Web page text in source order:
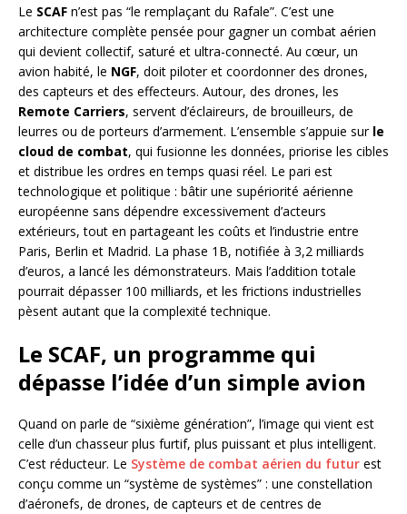
Le SCAF n’est pas “le remplaçant du Rafale”. C’est une
architecture complète pensée pour gagner un combat aérien
qui devient collectif, saturé et ultra-connecté. Au cœur, un
avion habité, le NGF, doit piloter et coordonner des drones,
des capteurs et des effecteurs. Autour, des drones, les
Remote Carriers, servent d’éclaireurs, de brouilleurs, de
leurres ou de porteurs d’armement. L’ensemble s’appuie sur le
cloud de combat, qui fusionne les données, priorise les cibles
et distribue les ordres en temps quasi réel. Le pari est
technologique et politique : bâtir une supériorité aérienne
européenne sans dépendre excessivement d’acteurs
extérieurs, tout en partageant les coûts et l’industrie entre
Paris, Berlin et Madrid. La phase 1B, notifiée à 3,2 milliards
d’euros, a lancé les démonstrateurs. Mais l’addition totale
pourrait dépasser 100 milliards, et les frictions industrielles
pèsent autant que la complexité technique.
Le SCAF, un programme qui
dépasse l’idée d’un simple avion
Quand on parle de “sixième génération”, l’image qui vient est
celle d’un chasseur plus furtif, plus puissant et plus intelligent.
C’est réducteur. Le Système de combat aérien du futur est
conçu comme un “système de systèmes” : une constellation
d’aéronefs, de drones, de capteurs et de centres de